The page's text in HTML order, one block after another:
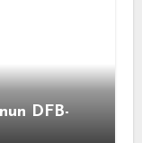
DFB-